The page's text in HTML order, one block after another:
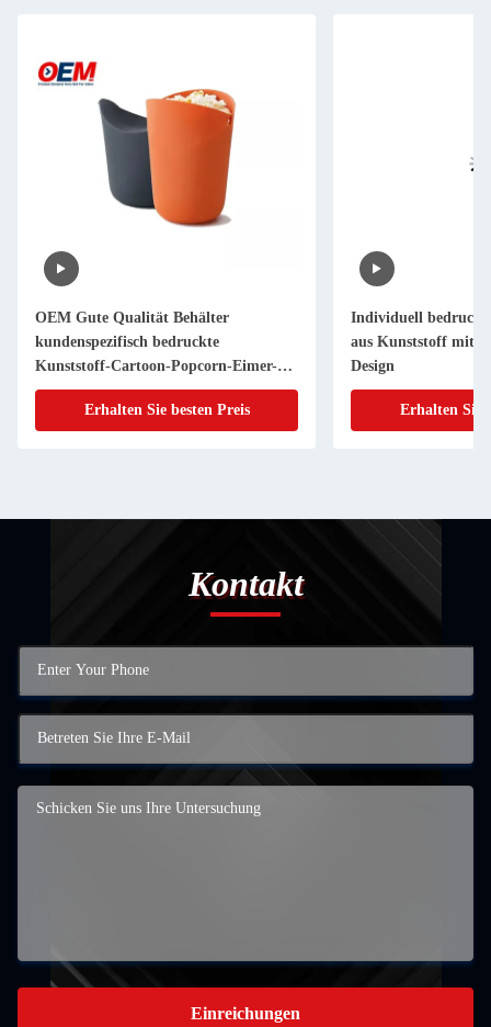
OEM Gute Qualität Behälter
kundenspezifisch bedruckte
Kunststoff-Cartoon-Popcorn-Eimer-
Wanne-Becher mit Deckel für
WerbezweckeErhalten Sie besten Preis
Individuell
aus Kunststoff mit
Design
Erhalten Sie
Kontakt
Einreichungen